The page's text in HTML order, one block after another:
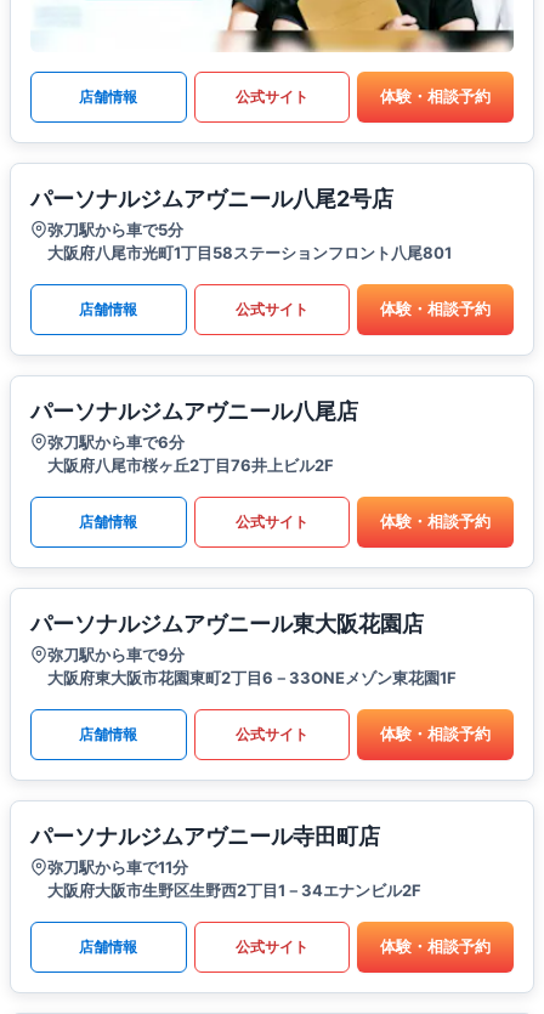
店舗情報 公式サイト 体験・相談予約
パーソナルジムアヴニール八尾2号店
弥刀駅から車で5分
大阪府八尾市光町1丁目58ステーションフロント八尾801
店舗情報 公式サイト 体験・相談予約
パーソナルジムアヴニール八尾店
弥刀駅から車で6分
大阪府八尾市桜ヶ丘2丁目76井上ビル2F
店舗情報 公式サイト 体験・相談予約
パーソナルジムアヴニール東大阪花園店
弥刀駅から車で9分
大阪府東大阪市花園東町2丁目6－33ONEメゾン東花園1F
店舗情報 公式サイト 体験・相談予約
パーソナルジムアヴニール寺田町店
弥刀駅から車で11分
大阪府大阪市生野区生野西2丁目1－34エナンビル2F
店舗情報 公式サイト 体験・相談予約